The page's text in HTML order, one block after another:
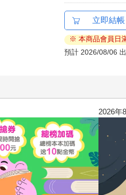
立即結帳
※ 本商品會員日
預計 2026/08/06
2026年